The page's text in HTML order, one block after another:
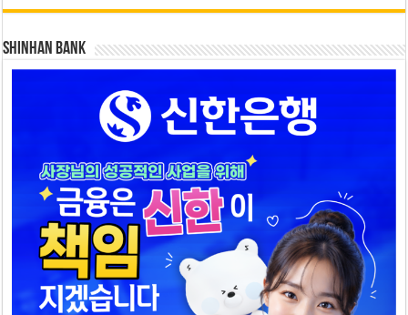
SHINHAN BANK